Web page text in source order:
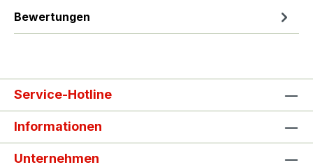
Bewertungen
Service-Hotline
Informationen
Unternehmen